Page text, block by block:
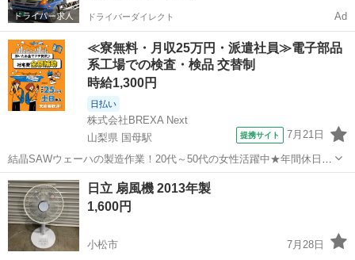
ドライバーダイレクト Ad
≪寮無料・月収25万円・派遣社員≫電子部品
系工場での検査・検品 交替制
時給1,300円
日払い
株式会社BREXA Next
山梨県 国母駅
提携サイト 7月21日
結晶SAWウェーハの製造作業！20代～50代の女性活躍中★年間休日
120日＆土日祝休み！クリーンルーム内でのお仕事！日払い制度利用可
◎正社員登用制度あり！マイカー通勤可！《山梨県中巨摩郡昭和町》
人気の工場のお仕事 ◇結晶...
山梨 国母駅 その他
日立 扇風機 2013年製
1,600円
小松市
7月28日